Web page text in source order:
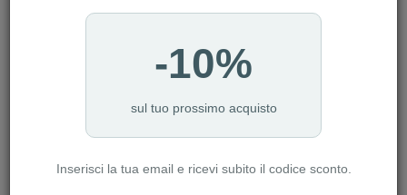
-10%
sul tuo prossimo acquisto
Inserisci la tua email e ricevi subito il codice sconto.